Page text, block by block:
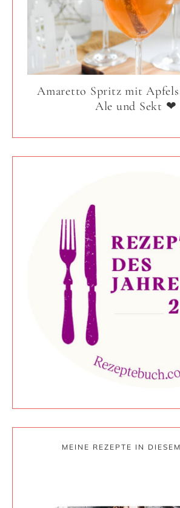
Amaretto Spritz mit
Ale und Sekt ❤
MEINE REZEPTE IN